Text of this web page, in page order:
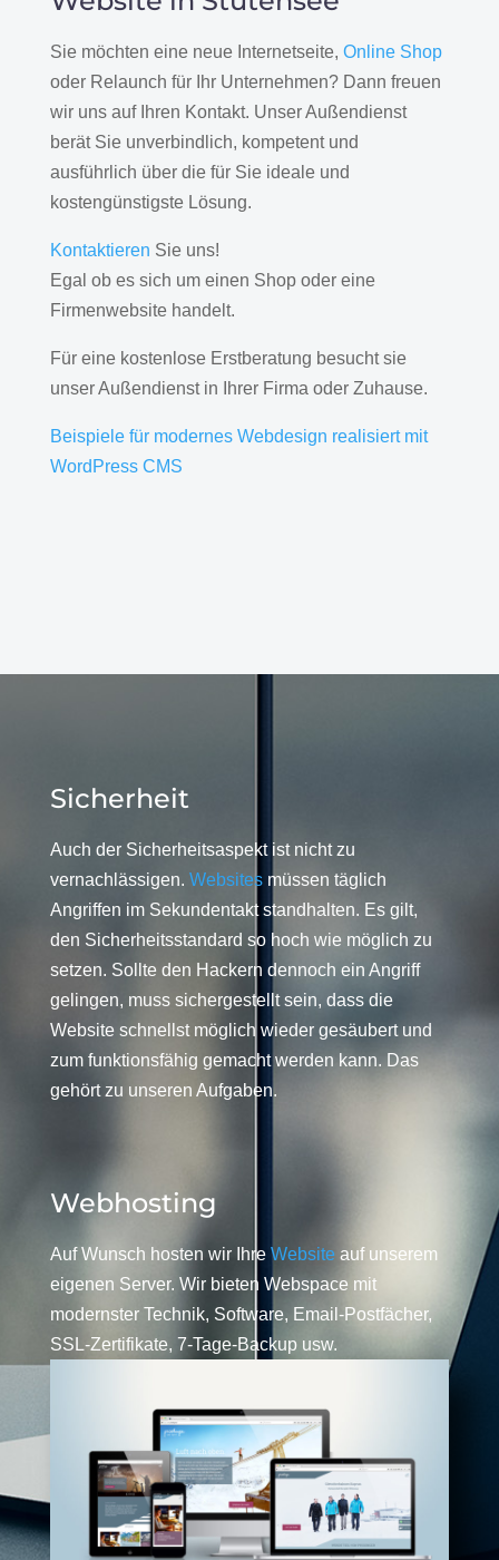
Sie möchten eine neue Internetseite, Online Shop
oder Relaunch für Ihr Unternehmen? Dann freuen
wir uns auf Ihren Kontakt. Unser Außendienst
berät Sie unverbindlich, kompetent und
ausführlich über die für Sie ideale und
kostengünstigste Lösung.
Kontaktieren Sie uns!
Egal ob es sich um einen Shop oder eine
Firmenwebsite handelt.
Für eine kostenlose Erstberatung besucht sie
unser Außendienst in Ihrer Firma oder Zuhause.
Beispiele für modernes Webdesign realisiert mit
WordPress CMS
Sicherheit
Auch der Sicherheitsaspekt ist nicht zu
vernachlässigen. Websitesmüssen täglich
Angriffen im Sekundentakt standhalten. Es gilt,
den Sicherheitsstandard so hoch wie möglich zu
setzen. Sollte den Hackern dennoch ein Angriff
gelingen, muss sichergestellt sein, dass die
Website schnellst möglich wieder gesäubert und
zum funktionsfähig gemacht werden kann. Das
gehört zu unseren Aufgaben.
Webhosting
Auf Wunsch hosten wir Ihre Website auf unserem
eigenen Server. Wir bieten Webspace mit
modernster Technik, Software, Email-Postfächer,
SSL-Zertifikate, 7-Tage-Backup usw.